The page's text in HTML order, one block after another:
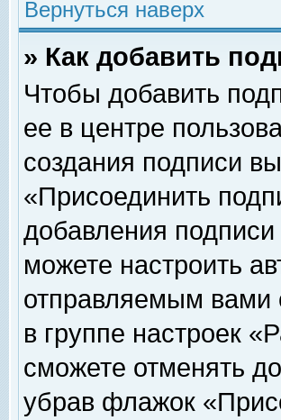
Вернуться наверх
» Как добавить
Чтобы добавить
ее в центре
создания подписи
«Присоединить
добавления
можете настроить
отправляемым
в группе настроек
сможете отменять
убрав флажок